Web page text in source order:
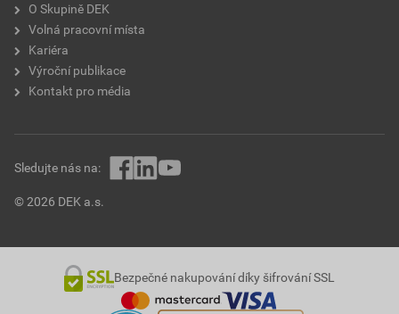
O Skupině DEK
Volná pracovní místa
Kariéra
Výroční publikace
Kontakt pro média
© 2026 DEK a.s.
Sledujte nás na:
Bezpečné nakupování díky šifrování SSL